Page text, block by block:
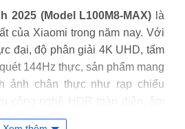
2025 (Model L100M8-MAX) là
của Xiaomi trong năm nay. Với
đại, độ phân giải 4K UHD, tấm
144Hz thực, sản phẩm mang
ảnh chân thực như rạp chiếu
công nghệ HDR toàn diện, âm
động và hiệu năng mượt mà,